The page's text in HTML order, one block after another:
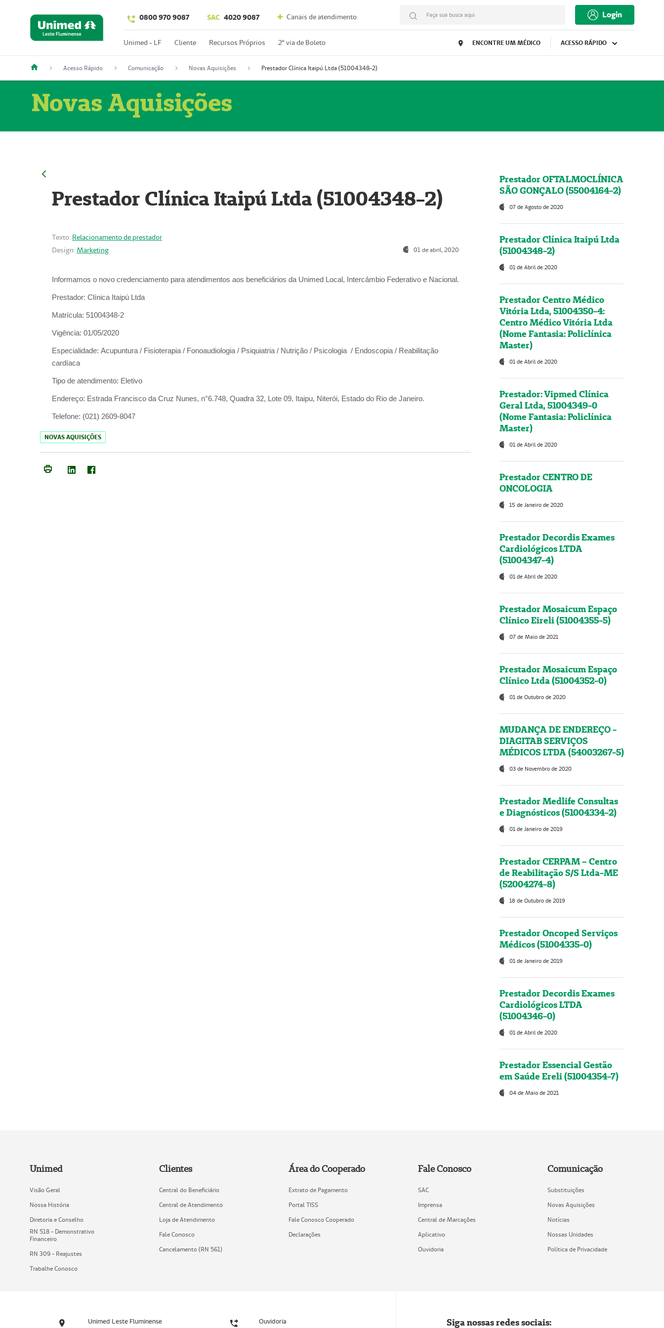
0800 970 9087 SAC 4020 9087 Canais de atendimento Faça sua busca aqui Login
Unimed - LF Cliente Recursos Próprios 2º via de Boleto ENCONTRE UM MÉDICO ACESSO RÁPIDO
Acesso Rápido Comunicação Novas Aquisições Prestador Clínica Itaipú Ltda (51004348-2)
Novas Aquisições
Prestador Clínica Itaipú Ltda (51004348-2)
Texto: Relacionamento de prestador
Design: Marketing 01 de abril, 2020
Informamos o novo credenciamento para atendimentos aos beneficiários da Unimed Local, Intercâmbio Federativo e Nacional.
Prestador: Clínica Itaipú Ltda
Matrícula: 51004348-2
Vigência: 01/05/2020
Especialidade: Acupuntura / Fisioterapia / Fonoaudiologia / Psiquiatria / Nutrição / Psicologia / Endoscopia / Reabilitação
cardíaca
Tipo de atendimento: Eletivo
Endereço: Estrada Francisco da Cruz Nunes, n°6.748, Quadra 32, Lote 09, Itaipu, Niterói, Estado do Rio de Janeiro.
Telefone: (021) 2609-8047
NOVAS AQUISIÇÕES
Prestador OFTALMOCLÍNICA
SÃO GONÇALO (55004164-2)
07 de Agosto de 2020
Prestador Clínica Itaipú Ltda
(51004348-2)
01 de Abril de 2020
Prestador Centro Médico
Vitória Ltda, 51004350-4:
Centro Médico Vitória Ltda
(Nome Fantasia: Policlínica
Master)
01 de Abril de 2020
Prestador: Vipmed Clínica
Geral Ltda, 51004349-0
(Nome Fantasia: Policlínica
Master)
01 de Abril de 2020
Prestador CENTRO DE
ONCOLOGIA
15 de Janeiro de 2020
Prestador Decordis Exames
Cardiológicos LTDA
(51004347-4)
01 de Abril de 2020
Prestador Mosaicum Espaço
Clínico Eireli (51004355-5)
07 de Maio de 2021
Prestador Mosaicum Espaço
Clínico Ltda (51004352-0)
01 de Outubro de 2020
MUDANÇA DE ENDEREÇO -
DIAGITAB SERVIÇOS
MÉDICOS LTDA (54003267-5)
03 de Novembro de 2020
Prestador Medlife Consultas
e Diagnósticos (51004334-2)
01 de Janeiro de 2019
Prestador CERPAM – Centro
de Reabilitação S/S Ltda-ME
(52004274-8)
18 de Outubro de 2019
Prestador Oncoped Serviços
Médicos (51004335-0)
01 de Janeiro de 2019
Prestador Decordis Exames
Cardiológicos LTDA
(51004346-0)
01 de Abril de 2020
Prestador Essencial Gestão
em Saúde Ereli (51004354-7)
04 de Maio de 2021
Unimed
Visão Geral
Nossa História
Diretoria e Conselho
RN 518 - Demonstrativo
Financeiro
RN 309 - Reajustes
Trabalhe Conosco
Clientes
Central do Beneficiário
Central de Atendimento
Loja de Atendimento
Fale Conosco
Cancelamento (RN 561)
Área do Cooperado
Extrato de Pagamento
Portal TISS
Fale Conosco Cooperado
Declarações
Fale Conosco
SAC
Imprensa
Central de Marcações
Aplicativo
Ouvidoria
Comunicação
Substituições
Novas Aquisições
Notícias
Nossas Unidades
Política de Privacidade
Unimed Leste Fluminense Ouvidoria Siga nossas redes sociais: